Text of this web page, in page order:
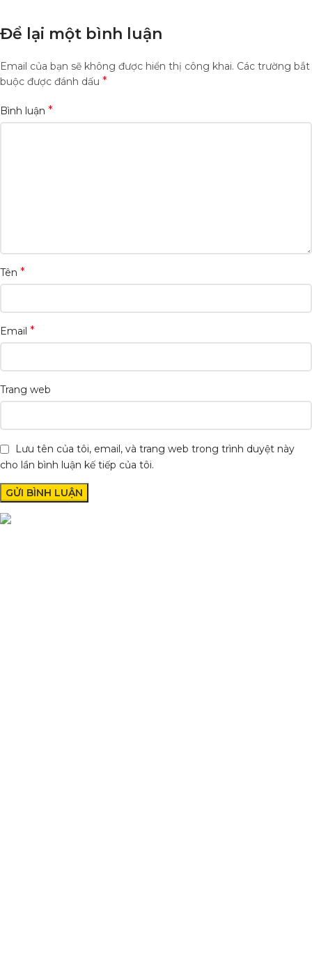
Để lại một bình luận
Email của bạn sẽ không được hiển thị công khai. Các trường bắt
buộc được đánh dấu *
Bình luận *
Tên *
Email *
Trang web
Lưu tên của tôi, email, và trang web trong trình duyệt này
cho lần bình luận kế tiếp của tôi.